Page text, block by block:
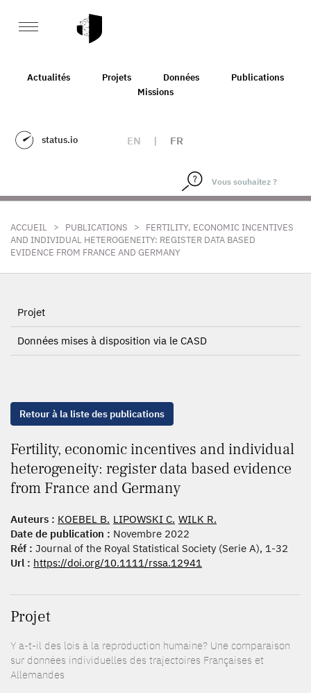
Actualités Projets Données
Publications
Missions
status.io EN | FR
ACCUEIL > PUBLICATIONS >
FERTILITY, ECONOMIC INCENTIVES
AND INDIVIDUAL HETEROGENEITY: REGISTER DATA BASED
EVIDENCE FROM FRANCE AND GERMANY
Projet
Données mises à disposition via le CASD
Retour à la liste des publications
Fertility, economic incentives and individual
heterogeneity: register data based evidence
from France and Germany
Auteurs : KOEBEL B. LIPOWSKI C. WILK R.
Date de publication : Novembre 2022
Réf : Journal of the Royal Statistical Society (Serie A), 1-32
Url : https://doi.org/10.1111/rssa.12941
Projet
Y a-t-il des lois à la reproduction humaine? Une comparaison
sur données individuelles des trajectoires Françaises et
Allemandes